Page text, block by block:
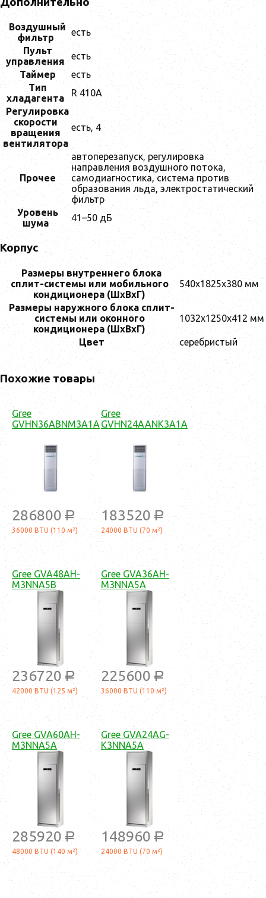
Воздушный
фильтр
есть
Пульт
управления
есть
Таймер
есть
Тип
хладагента
R 410A
Регулировка
скорости
вращения
вентилятора
есть, 4
Прочее
автоперезапуск, регулировка
направления воздушного потока,
самодиагностика, система против
образования льда, электростатический
фильтр
Уровень
шума
41–50 дБ
Корпус
Размеры внутреннего блока
сплит-системы или мобильного
кондиционера (ШxВxГ)
540x1825x380 мм
Размеры наружного блока сплит-
системы или оконного
кондиционера (ШxВxГ)
1032x1250x412 мм
Цвет серебристый
Похожие товары
Gree
GVHN36ABNM3A1A
286800 a
36000 BTU (110 м²)
Gree
GVHN24AANK3A1A
183520 a
24000 BTU (70 м²)
Gree GVA48AH-
M3NNA5B
236720 a
42000 BTU (125 м²)
Gree GVA36AH-
M3NNA5A
225600 a
36000 BTU (110 м²)
Gree GVA60AH-
M3NNA5A
285920 a
48000 BTU (140 м²)
Gree GVA24AG-
K3NNA5A
148960 a
24000 BTU (70 м²)